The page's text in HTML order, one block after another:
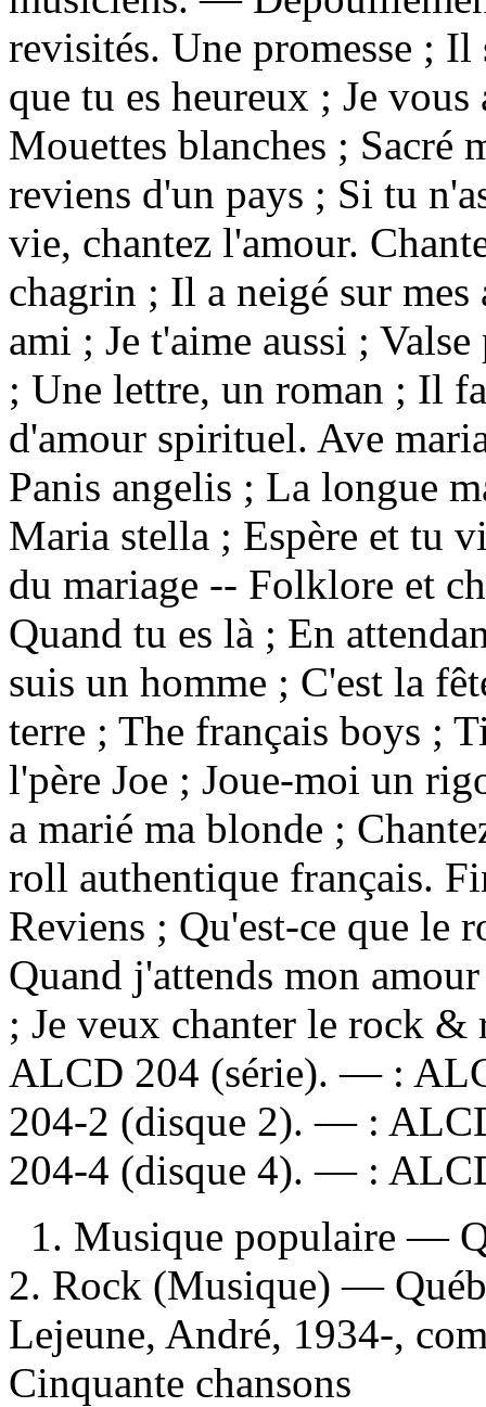
revisités. Une promesse ;
que tu es heureux ; Je
Mouettes blanches ; Sacré
reviens d'un pays ; Si tu
vie, chantez l'amour.
chagrin ; Il a neigé sur
ami ; Je t'aime aussi ;
; Une lettre, un roman ; Il
d'amour spirituel. Ave
Panis angelis ; La longue
Maria stella ; Espère et tu
du mariage -- Folklore et
Quand tu es là ; En
suis un homme ; C'est la
terre ; The français boys ;
l'père Joe ; Joue-moi un
a marié ma blonde ;
roll authentique français.
Reviens ; Qu'est-ce que le
Quand j'attends mon
; Je veux chanter le rock
ALCD 204 (série). — :
204-2 (disque 2). — :
204-4 (disque 4). — :
1. Musique populaire —
2. Rock (Musique) —
Lejeune, André, 1934-,
Cinquante chansons